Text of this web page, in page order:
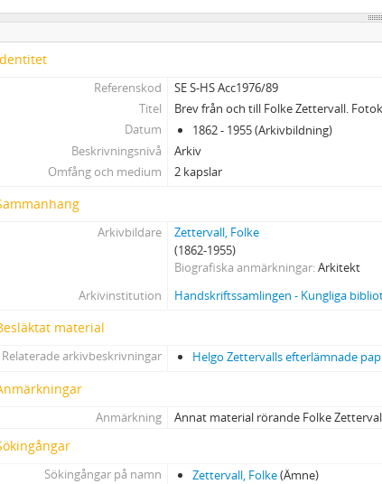
Referenskod
SE S-HS Acc1976/89
Titel
Brev från och till Folke Zettervall.
Datum
1862 - 1955 (Arkivbildning)
Beskrivningsnivå
Arkiv
Omfång och medium
2 kapslar
Arkivbildare
Zettervall, Folke
(1862-1955)
Biografiska anmärkningar Arkitekt
Arkivinstitution
Handskriftssamlingen - Kungliga
material
Relaterade arkivbeskrivningar Helgo Zettervalls efterlämnade
Anmärkning Annat material rörande Folke
Sökingångar på namn Zettervall, Folke(Ämne)